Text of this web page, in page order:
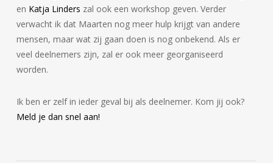
en Katja Linders zal ook een workshop geven. Verder
verwacht ik dat Maarten nog meer hulp krijgt van andere
mensen, maar wat zij gaan doen is nog onbekend. Als er
veel deelnemers zijn, zal er ook meer georganiseerd
worden.
Ik ben er zelf in ieder geval bij als deelnemer. Kom jij ook?
Meld je dan snel aan!